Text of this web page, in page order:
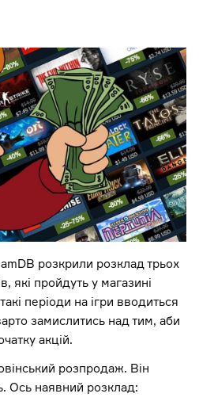
розкрили розклад трьох
які пройдуть у магазині
періоди на ігри вводиться
замислитись над тим, аби
акцій.
розпродаж. Він
Ось наявний розклад: